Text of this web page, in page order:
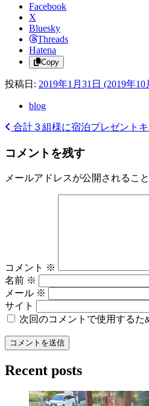
Facebook
X
Bluesky
Threads
Hatena
Copy
投稿日: 2019年1月31日 (2019年10
blog
投
稿
ョ
ン
合計３組様に宿泊プレゼント
コメントを残す
メールアドレスが公開されるこ
コメント ※
名前 ※
メール ※
サイト
次回のコメントで使用するた
Recent posts